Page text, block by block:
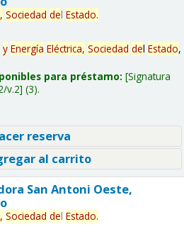
Sociedad del Estado.
y Energía Eléctrica, Sociedad del Estado,
para préstamo: Signatura
v.2 (3).
reserva
al carrito
San Antoni Oeste,
Sociedad del Estado.